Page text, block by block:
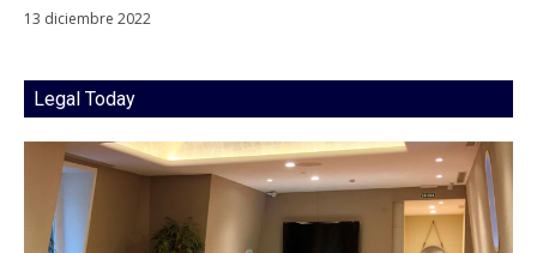
13 diciembre 2022
Legal Today